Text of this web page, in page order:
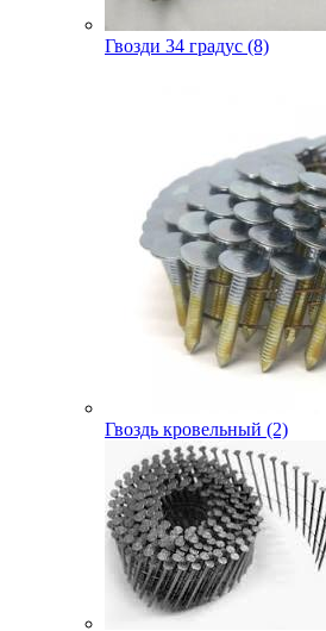
Гвозди 34 градус (8)
Гвоздь кровельный (2)